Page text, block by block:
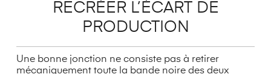
RECRÉER L’ÉCART DE
PRODUCTION
Une bonne jonction ne consiste pas à retirer
mécaniquement toute la bande noire des deux